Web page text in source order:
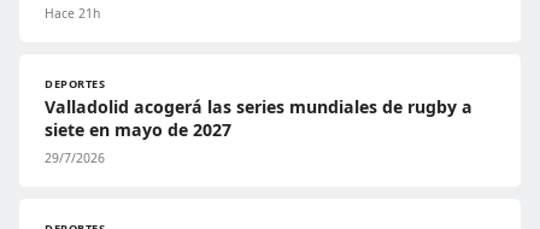
Hace 21h
DEPORTES
Valladolid acogerá las series mundiales de rugby a
siete en mayo de 2027
29/7/2026